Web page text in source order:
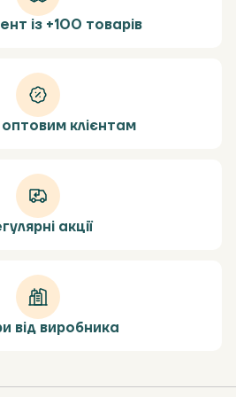
із +100 товарів
клієнтам
акції
від виробника